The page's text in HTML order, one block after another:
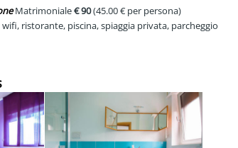
Matrimoniale€ 90(45.00 € per persona)
ristorante, piscina, spiaggia privata, parcheggio